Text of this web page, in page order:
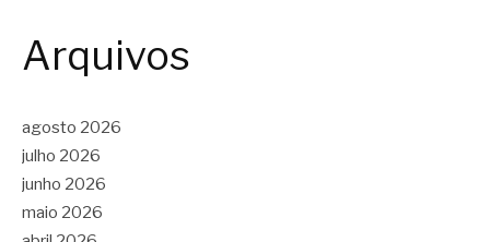
Arquivos
agosto 2026
julho 2026
junho 2026
maio 2026